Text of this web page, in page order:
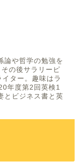
論や哲学の勉強を
の後サラリーピ
ター。趣味はラ
年度第2回英検1
とビジネス書と英